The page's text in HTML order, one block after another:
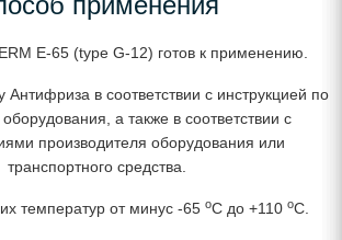
E-65 (type G-12) готов к применению.
Антифриза в соответствии с инструкцией по
а также в соответствии с
производителя оборудования или
транспортного средства.
температур от минус -65 oC до +110 oC.